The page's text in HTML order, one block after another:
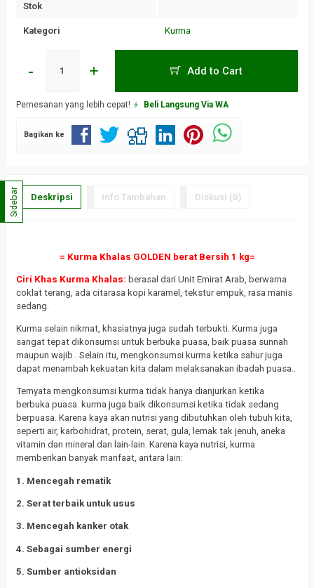
Stok
Kategori Kurma
- + Add to Cart
Pemesanan yang lebih cepat! Beli Langsung Via WA
Bagikan ke
Deskripsi Info Tambahan Diskusi (0)
= Kurma Khalas GOLDEN berat Bersih 1 kg=
Ciri Khas Kurma Khalas: berasal dari Unit Emirat Arab, berwarna
coklat terang, ada citarasa kopi karamel, tekstur empuk, rasa manis
sedang.
Kurma selain nikmat, khasiatnya juga sudah terbukti. Kurma juga
sangat tepat dikonsumsi untuk berbuka puasa, baik puasa sunnah
maupun wajib.. Selain itu, mengkonsumsi kurma ketika sahur juga
dapat menambah kekuatan kita dalam melaksanakan ibadah puasa..
Ternyata mengkonsumsi kurma tidak hanya dianjurkan ketika
berbuka puasa. kurma juga baik dikonsumsi ketika tidak sedang
berpuasa. Karena kaya akan nutrisi yang dibutuhkan oleh tubuh kita,
seperti air, karbohidrat, protein, serat, gula, lemak tak jenuh, aneka
vitamin dan mineral dan lain-lain. Karena kaya nutrisi, kurma
memberikan banyak manfaat, antara lain:
1. Mencegah rematik
2. Serat terbaik untuk usus
3. Mencegah kanker otak
4. Sebagai sumber energi
5. Sumber antioksidan
Sidebar